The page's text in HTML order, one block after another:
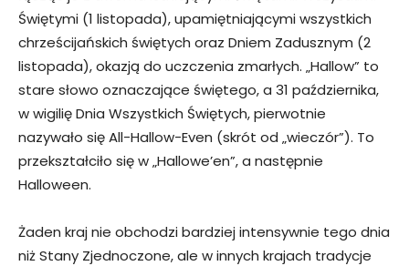
Świętymi (1 listopada), upamiętniającymi wszystkich
chrześcijańskich świętych oraz Dniem Zadusznym (2
listopada), okazją do uczczenia zmarłych. „Hallow” to
stare słowo oznaczające świętego, a 31 października,
w wigilię Dnia Wszystkich Świętych, pierwotnie
nazywało się All-Hallow-Even (skrót od „wieczór”). To
przekształciło się w „Hallowe’en”, a następnie
Halloween.
Żaden kraj nie obchodzi bardziej intensywnie tego dnia
niż Stany Zjednoczone, ale w innych krajach tradycje